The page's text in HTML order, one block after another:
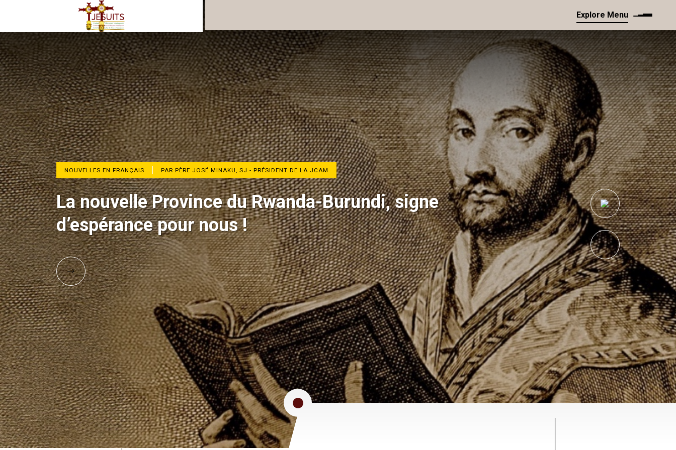
Explore Menu
NOUVELLES EN FRANÇAIS PAR PÈRE JOSÉ MINAKU, SJ - PRÉSIDENT DE LA JCAM
La nouvelle Province du Rwanda-Burundi, signe
d’espérance pour nous !
NOUVELLES EN FRANÇAIS PAR PÈRE JOSÉ MINAKU, SJ - PRÉSIDENT DE LA JCAM
La nouvelle Province du Rwanda-Burundi, signe